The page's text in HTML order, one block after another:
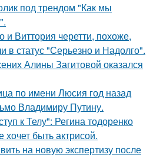
под трендом "Как мы
и Виттория черетти, похоже,
в статус "Серьезно и Надолго".
Алины Загитовой оказался
по имени Люсия год назад
Владимиру Путину.
к Телу": Регина тодоренко
хочет быть актрисой.
на новую экспертизу после